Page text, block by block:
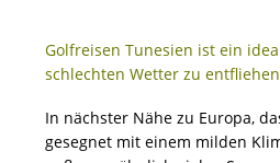
Golfreisen Tunesien ist ein
schlechten Wetter zu entfliehen
In nächster Nähe zu Europa,
gesegnet mit einem milden